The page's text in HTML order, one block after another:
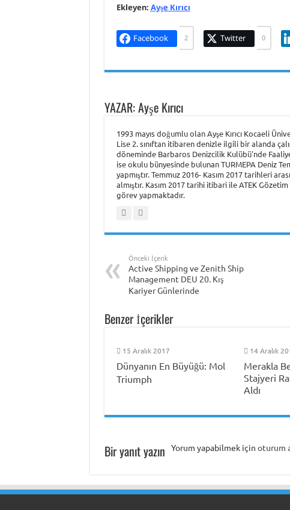
Ekleyen: Ayşe Kırıcı
Facebook 2 Twitter 0
YAZAR: Ayşe Kırıcı
1993 mayıs doğumlu olan Ayşe Kırıcı Kocaeli
Lise 2. sınıftan itibaren denizle ilgili bir alanda
döneminde Barbaros Denizcilik Kulübü'nde
ise okulu bünyesinde bulunan TURMEPA Deniz
yapmıştır. Temmuz 2016- Kasım 2017 tarihleri
almıştır. Kasım 2017 tarihi itibari ile ATEK
görev yapmaktadır.
Önceki İçerik
Active Shipping ve Zenith Ship
Management DEU 20. Kış
Kariyer Günlerinde
Benzer İçerikler
15 Aralık 2017
Dünyanın En Büyüğü: Mol
Triumph
14 Aralık
Merakla
Stajyeri
Aldı
Bir yanıt yazın Yorum yapabilmek için oturum